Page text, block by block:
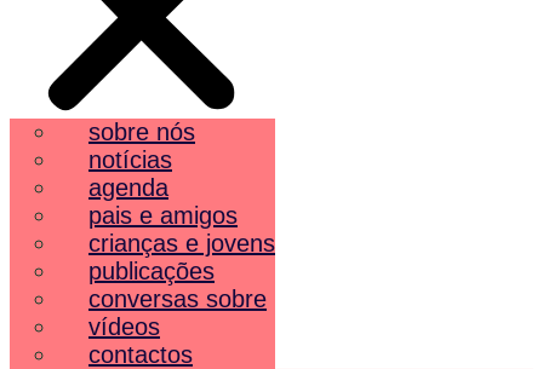
sobre nós
notícias
agenda
pais e amigos
crianças e jovens
publicações
conversas sobre
vídeos
contactos